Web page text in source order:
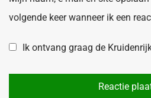
volgende keer wanneer ik een
Ik ontvang graag de